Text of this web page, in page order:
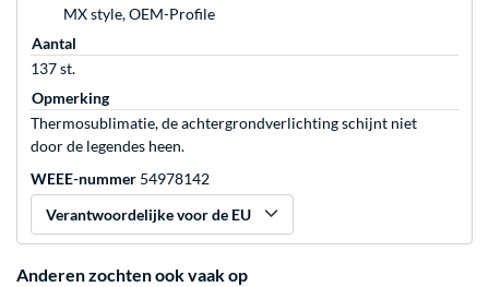
MX style, OEM-Profile
Aantal
137 st.
Opmerking
Thermosublimatie, de achtergrondverlichting schijnt niet
door de legendes heen.
WEEE-nummer 54978142
Verantwoordelijke voor de EU
Anderen zochten ook vaak op